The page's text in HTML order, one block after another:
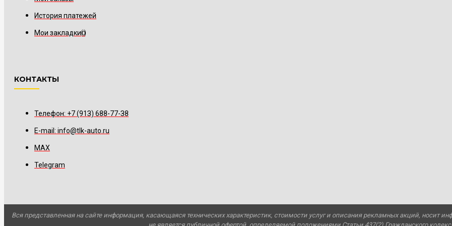
История платежей
Мои закладки0
КОНТАКТЫ
Телефон: +7 (91З) 688-77-З8
E-mail: info@tlk-auto.ru
MAX
Telegram
Вся представленная на сайте информация, касающаяся технических характеристик, стоимости услуг и описания рекламных акций, носит